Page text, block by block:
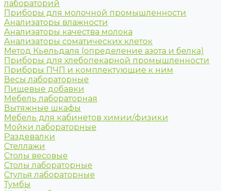
лабораторий
Приборы для молочной промышленности
Анализаторы влажности
Анализаторы качества молока
Анализаторы соматических клеток
Метод Кьельдаля (определение азота и белка)
Приборы для хлебопекарной промышленности
Приборы ПЧП и комплектующие к ним
Весы лабораторные
Пищевые добавки
Мебель лабораторная
Вытяжные шкафы
Мебель для кабинетов химии/физики
Мойки лабораторные
Раздевалки
Стеллажи
Столы весовые
Столы лабораторные
Стулья лабораторные
Тумбы